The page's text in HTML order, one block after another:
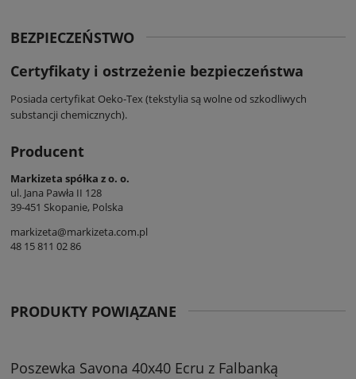
BEZPIECZEŃSTWO
Certyfikaty i ostrzeżenie bezpieczeństwa
Posiada certyfikat Oeko-Tex (tekstylia są wolne od szkodliwych
substancji chemicznych).
Producent
Markizeta spółka z o. o.
ul. Jana Pawła II 128
39-451 Skopanie, Polska
markizeta@markizeta.com.pl
48 15 811 02 86
PRODUKTY POWIĄZANE
Poszewka Savona 40x40 Ecru z Falbanką